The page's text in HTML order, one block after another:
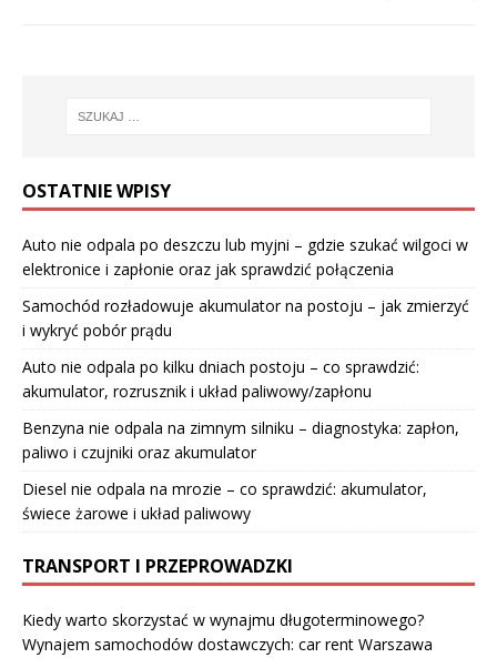
OSTATNIE WPISY
Auto nie odpala po deszczu lub myjni – gdzie szukać wilgoci w
elektronice i zapłonie oraz jak sprawdzić połączenia
Samochód rozładowuje akumulator na postoju – jak zmierzyć
i wykryć pobór prądu
Auto nie odpala po kilku dniach postoju – co sprawdzić:
akumulator, rozrusznik i układ paliwowy/zapłonu
Benzyna nie odpala na zimnym silniku – diagnostyka: zapłon,
paliwo i czujniki oraz akumulator
Diesel nie odpala na mrozie – co sprawdzić: akumulator,
świece żarowe i układ paliwowy
TRANSPORT I PRZEPROWADZKI
Kiedy warto skorzystać w wynajmu długoterminowego?
Wynajem samochodów dostawczych: car rent Warszawa